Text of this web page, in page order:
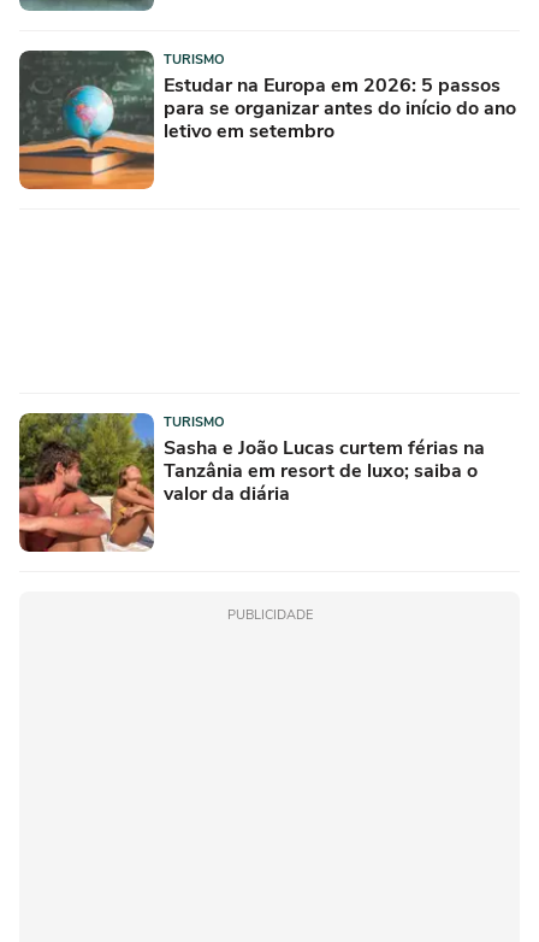
TURISMO
Estudar na Europa em 2026: 5 passos
para se organizar antes do início do ano
letivo em setembro
TURISMO
Sasha e João Lucas curtem férias na
Tanzânia em resort de luxo; saiba o
valor da diária
PUBLICIDADE